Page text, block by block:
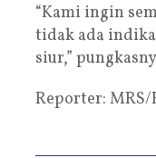
“Kami ingin
tidak ada
siur,”
Reporter: MRS/